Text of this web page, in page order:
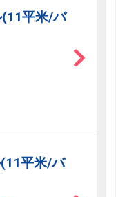
平米/バ
平米/バ